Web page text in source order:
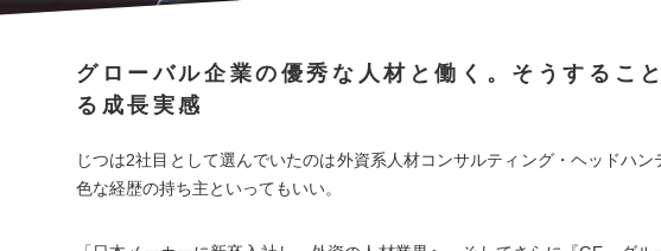
グローバル企業の優秀な人材と働く。そうするこ
る成長実感
じつは2社目として選んでいたのは外資系人材コンサルティング・ヘッドハン
色な経歴の持ち主といってもいい。